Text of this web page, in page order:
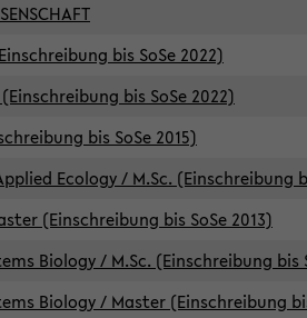
bis SoSe 2022)
bis SoSe 2022)
bis SoSe 2015)
Ecology / M.Sc. (Einschreibung
(Einschreibung bis SoSe 2013)
Biology / M.Sc. (Einschreibung bis
Biology / Master (Einschreibung